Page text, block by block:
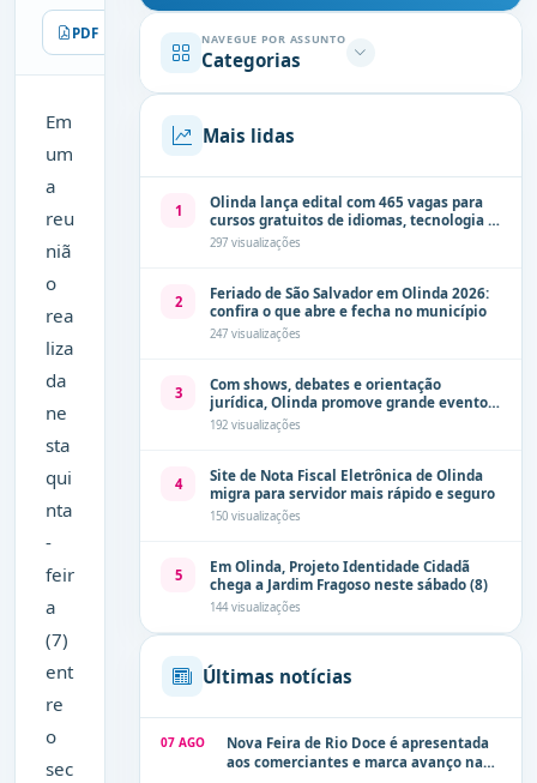
PDF Imprimir
Em
um
a
reu
niã
o
rea
liza
da
ne
sta
qui
nta
-
feir
a
(7)
ent
re
o
sec
NAVEGUE POR ASSUNTO
Categorias
Mais lidas
1
Olinda lança edital com 465 vagas para
cursos gratuitos de idiomas, tecnologia e
comunicação
297 visualizações
2
Feriado de São Salvador em Olinda 2026:
confira o que abre e fecha no município
247 visualizações
3
Com shows, debates e orientação
jurídica, Olinda promove grande evento
de combate à violência contra a mulher
neste sábado (8)
192 visualizações
4
Site de Nota Fiscal Eletrônica de Olinda
migra para servidor mais rápido e seguro
150 visualizações
5
Em Olinda, Projeto Identidade Cidadã
chega a Jardim Fragoso neste sábado (8)
144 visualizações
Últimas notícias
07 AGO
Nova Feira de Rio Doce é apresentada
aos comerciantes e marca avanço na